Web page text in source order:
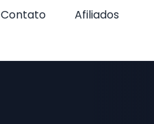
Contato
Afiliados